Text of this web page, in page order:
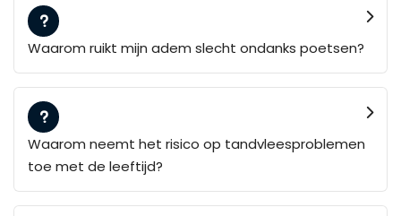
Waarom ruikt mijn adem slecht ondanks poetsen?
Waarom neemt het risico op tandvleesproblemen
toe met de leeftijd?